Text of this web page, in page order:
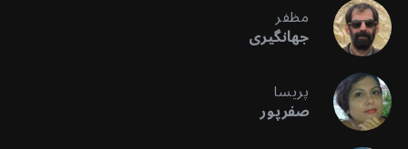
مظفر
جهانگیری
پریسا
صفرپور